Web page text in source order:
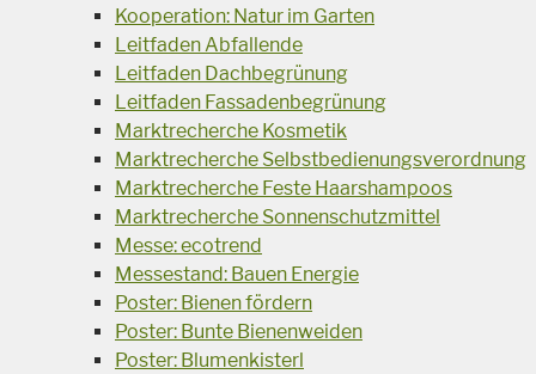
Kooperation: Natur im Garten
Leitfaden Abfallende
Leitfaden Dachbegrünung
Leitfaden Fassadenbegrünung
Marktrecherche Kosmetik
Marktrecherche Selbstbedienungsverordnung
Marktrecherche Feste Haarshampoos
Marktrecherche Sonnenschutzmittel
Messe: ecotrend
Messestand: Bauen Energie
Poster: Bienen fördern
Poster: Bunte Bienenweiden
Poster: Blumenkisterl